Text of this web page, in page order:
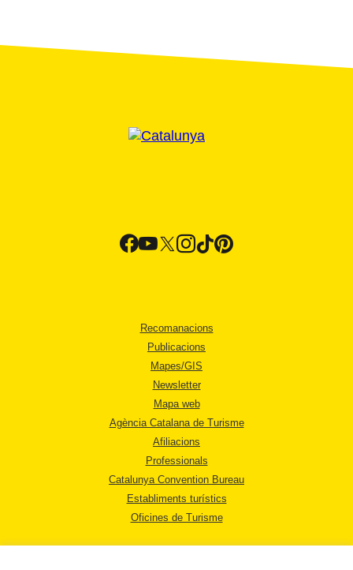
Recomanacions
Publicacions
Mapes/GIS
Newsletter
Mapa web
Agència Catalana de Turisme
Afiliacions
Professionals
Catalunya Convention Bureau
Establiments turístics
Oficines de Turisme